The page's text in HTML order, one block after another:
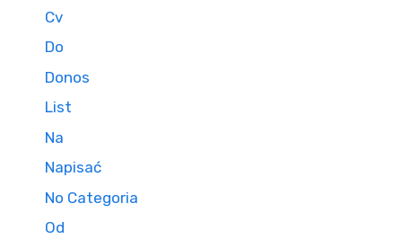
Cv
Do
Donos
List
Na
Napisać
No Categoria
Od